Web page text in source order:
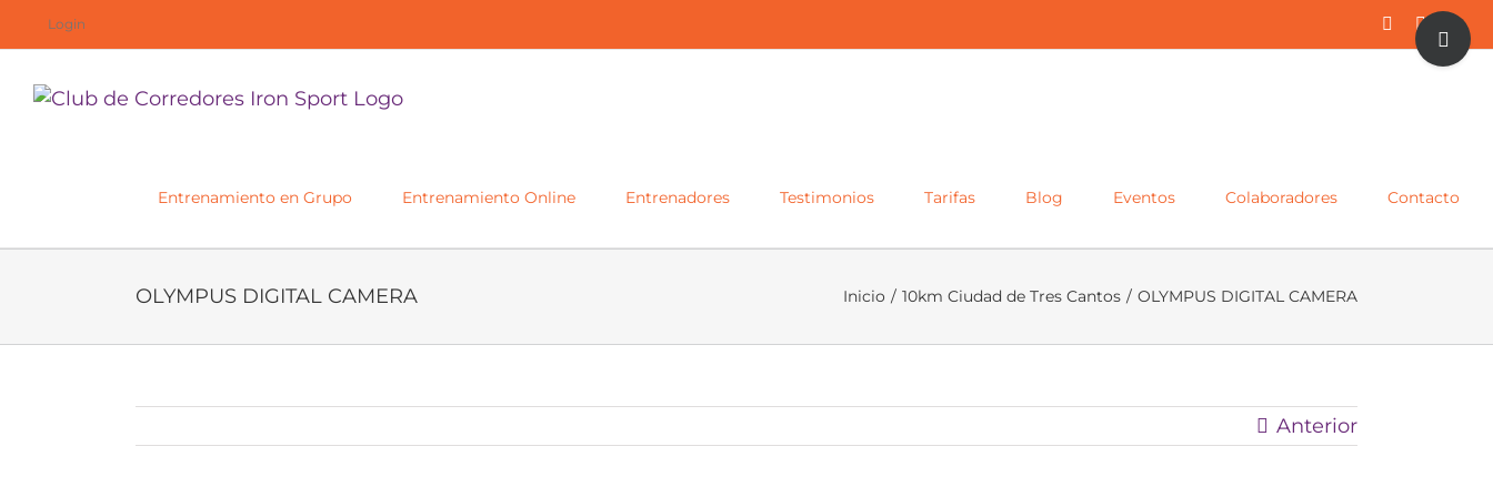
Saltar
al
Login Facebook
Twitter
Entrenamiento en Grupo Entrenamiento Online Entrenadores Testimonios Tarifas Blog Eventos Colaboradores Contacto
OLYMPUS DIGITAL CAMERA Inicio / 10km Ciudad de Tres Cantos / OLYMPUS DIGITAL CAMERA
Anterior
Toggle
Sliding